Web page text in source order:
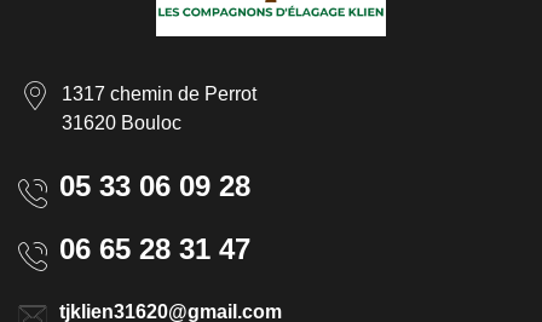
1317 chemin de Perrot
31620 Bouloc
05 33 06 09 28
06 65 28 31 47
tjklien31620@gmail.com